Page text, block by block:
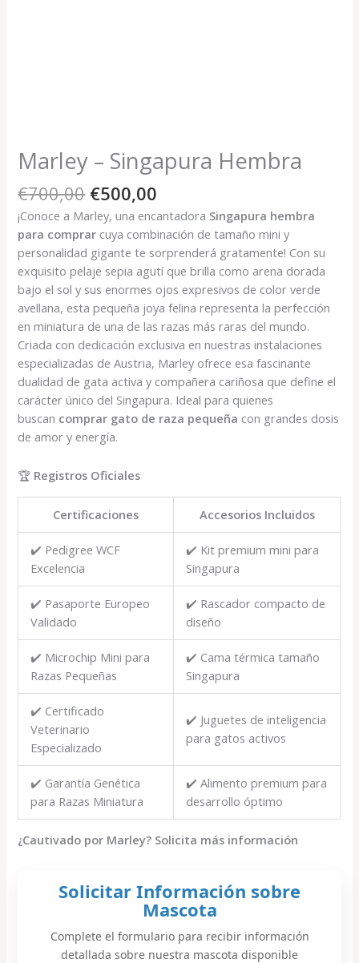
Marley – Singapura Hembra
€700,00 El
precio
original
era:
€700,00.
€500,00
precio
actual
es:
€500,00.
¡Conoce a Marley, una encantadora Singapura hembra
para comprar cuya combinación de tamaño mini y
personalidad gigante te sorprenderá gratamente! Con su
exquisito pelaje sepia agutí que brilla como arena dorada
bajo el sol y sus enormes ojos expresivos de color verde
avellana, esta pequeña joya felina representa la perfección
en miniatura de una de las razas más raras del mundo.
Criada con dedicación exclusiva en nuestras instalaciones
especializadas de Austria, Marley ofrece esa fascinante
dualidad de gata activa y compañera cariñosa que define el
carácter único del Singapura. Ideal para quienes
buscan comprar gato de raza pequeña con grandes dosis
de amor y energía.
🏆 Registros Oficiales
Certificaciones Accesorios Incluidos
✔️ Pedigree WCF
Excelencia
✔️ Kit premium mini para
Singapura
✔️ Pasaporte Europeo
Validado
✔️ Rascador compacto de
diseño
✔️ Microchip Mini para
Razas Pequeñas
✔️ Cama térmica tamaño
Singapura
✔️ Certificado
Veterinario
Especializado
✔️ Juguetes de inteligencia
para gatos activos
✔️ Garantía Genética
para Razas Miniatura
✔️ Alimento premium para
desarrollo óptimo
¿Cautivado por Marley? Solicita más información
Solicitar Información sobre
Mascota
Complete el formulario para recibir información
detallada sobre nuestra mascota disponible